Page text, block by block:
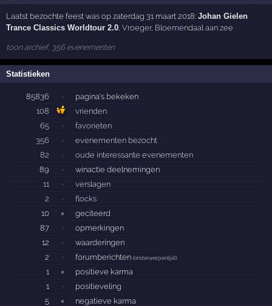
Laatst bezochte feest was op zaterdag 31 maart 2018:Johan Gielen
Trance Classics Worldtour 2.0 ,Vroeger, Bloemendaal aan zee
toon archief, 356 evenementen
Statistieken
85836 ·
pagina's bekeken
108
vrienden
65
·
favorieten
356
·
evenementen bezocht
82
·
oude interessante evenementen
89
·
winactie deelnemingen
11
·
verslagen
2
·
flocks
10
×
geciteerd
87
·
opmerkingen
12
·
waarderingen
2
· forumberichten(onderwerpenlijst)
1 ×
positieve karma
1
·
positieveling
5
×
negatieve karma